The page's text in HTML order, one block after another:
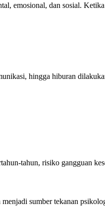
emosional, dan sosial.
hingga hiburan
tahun, risiko gangguan
sumber tekanan